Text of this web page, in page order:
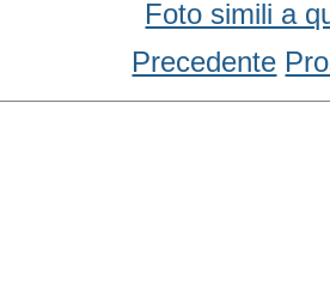
Foto simili a
Precedente